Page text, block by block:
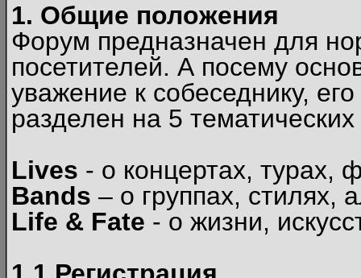
1. Общие положения
Форум предназначен для
посетителей. А посему
уважение к собеседнику,
разделен на 5
Lives - о концертах, турах,
Bands – о группах, стилях,
Life & Fate - о жизни,